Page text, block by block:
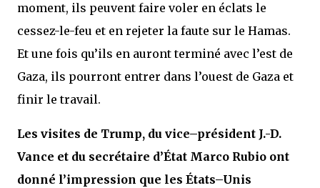
moment, ils peuvent faire voler en éclats le
cessez-le-feu et en rejeter la faute sur le Hamas.
Et une fois qu’ils en auront terminé avec l’est de
Gaza, ils pourront entrer dans l’ouest de Gaza et
finir le travail.
Les visites de Trump, du vice–président J.-D.
Vance et du secrétaire d’État Marco Rubio ont
donné l’impression que les États–Unis